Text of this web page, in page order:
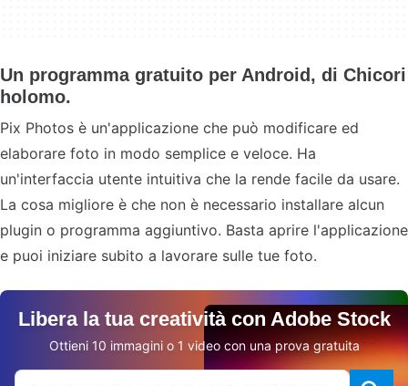
Un programma gratuito per Android, di Chicori
holomo.
Pix Photos è un'applicazione che può modificare ed
elaborare foto in modo semplice e veloce. Ha
un'interfaccia utente intuitiva che la rende facile da usare.
La cosa migliore è che non è necessario installare alcun
plugin o programma aggiuntivo. Basta aprire l'applicazione
e puoi iniziare subito a lavorare sulle tue foto.
Libera la tua creatività con Adobe Stock
Ottieni 10 immagini o 1 video con una prova gratuita
Cerca sul sito Adobe.com